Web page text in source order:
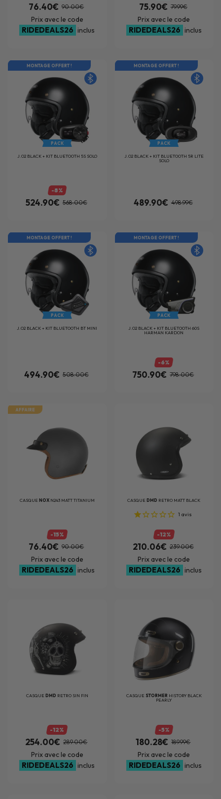
76.40€ 90.00€
Prix avec le code
RIDEDEALS26 inclus
75.90€ 79.99€
Prix avec le code
RIDEDEALS26 inclus
MONTAGE OFFERT !
PACK
J.O2 BLACK + KIT BLUETOOTH 5S SOLO
-8%
524.90€ 568.00€
MONTAGE OFFERT !
PACK
J.O2 BLACK + KIT BLUETOOTH 5R LITE
SOLO
489.90€ 498.99€
MONTAGE OFFERT !
PACK
J.O2 BLACK + KIT BLUETOOTH BT MINI
494.90€ 508.00€
MONTAGE OFFERT !
PACK
J.O2 BLACK + KIT BLUETOOTH 60S
HARMAN KARDON
-6%
750.90€ 798.00€
AFFAIRE
CASQUE NOX N243 MATT TITANIUM
-15%
76.40€ 90.00€
Prix avec le code
RIDEDEALS26 inclus
CASQUEDMD RETRO MATT BLACK
1 avis
-12%
210.06€ 239.00€
Prix avec le code
RIDEDEALS26 inclus
CASQUE DMD RETRO SIN FIN
-12%
254.00€ 289.00€
Prix avec le code
RIDEDEALS26 inclus
CASQUE STORMER HISTORY BLACK
PEARLY
-5%
180.28€ 189.99€
Prix avec le code
RIDEDEALS26 inclus